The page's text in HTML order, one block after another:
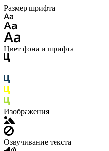
Размер шрифта
Цвет фона и шрифта
Изображения
Озвучивание текста